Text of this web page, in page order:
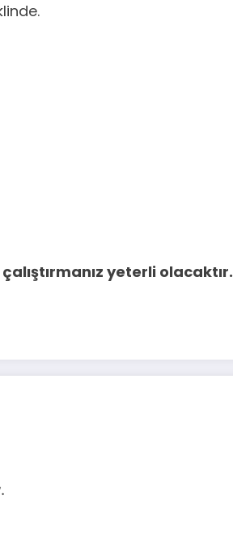
yeterli olacaktır.